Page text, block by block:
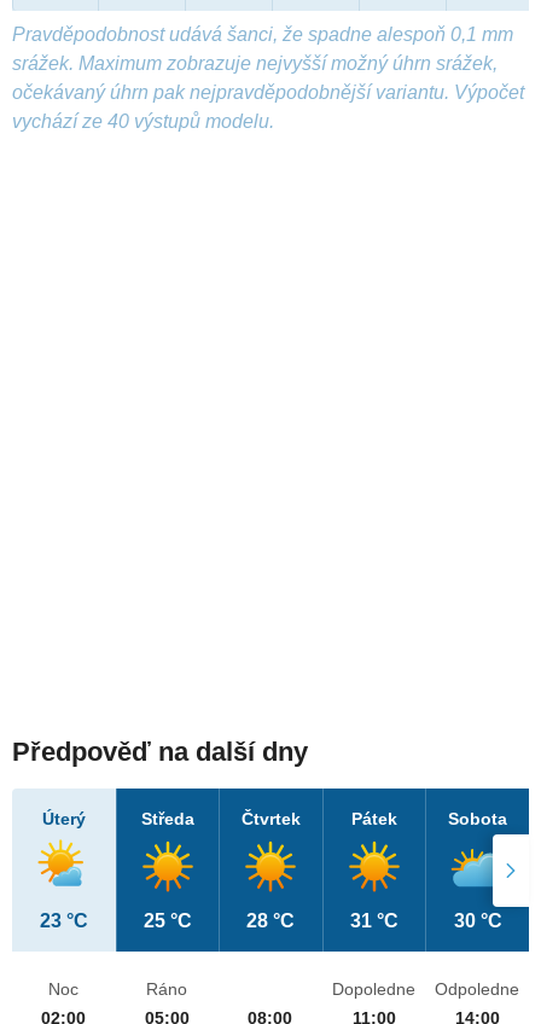
Pravděpodobnost udává šanci, že spadne alespoň 0,1 mm
srážek. Maximum zobrazuje nejvyšší možný úhrn srážek,
očekávaný úhrn pak nejpravděpodobnější variantu. Výpočet
vychází ze 40 výstupů modelu.
Předpověď na další dny
Úterý
23 °C
Středa
25 °C
Čtvrtek
28 °C
Pátek
31 °C
Sobota
30 °C
Noc
02:00
Ráno
05:00
08:00
Dopoledne
11:00
Odpoledne
14:00